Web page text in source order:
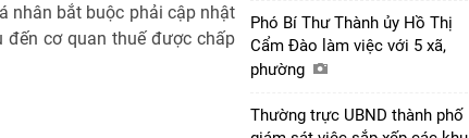
nhân bắt buộc phải cập nhật
cơ quan thuế được chấp
Phó Bí Thư Thành ủy Hồ Thị
Cẩm Đào làm việc với 5 xã,
phường
Thường trực UBND thành phố